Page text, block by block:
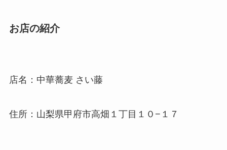
お店の紹介
店名：中華蕎麦 さい藤
住所：山梨県甲府市高畑１丁目１０−１７